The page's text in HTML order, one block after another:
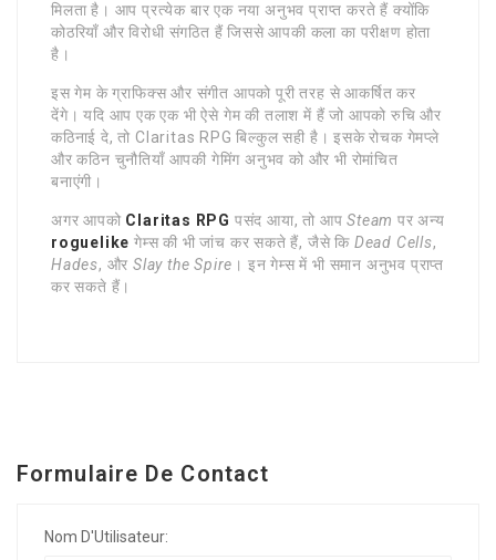
मिलता है। आप प्रत्येक बार एक नया अनुभव प्राप्त करते हैं क्योंकि
कोठरियाँ और विरोधी संगठित हैं जिससे आपकी कला का परीक्षण होता
है।
इस गेम के ग्राफिक्स और संगीत आपको पूरी तरह से आकर्षित कर
देंगे। यदि आप एक एक भी ऐसे गेम की तलाश में हैं जो आपको रुचि और
कठिनाई दे, तो Claritas RPG बिल्कुल सही है। इसके रोचक गेमप्ले
और कठिन चुनौतियाँ आपकी गेमिंग अनुभव को और भी रोमांचित
बनाएंगी।
अगर आपको Claritas RPG पसंद आया, तो आपSteam पर अन्य
roguelike गेम्स की भी जांच कर सकते हैं, जैसे कि Dead Cells,
Hades, और Slay the Spire । इन गेम्स में भी समान अनुभव प्राप्त
कर सकते हैं।
Formulaire De Contact
Nom D'Utilisateur: